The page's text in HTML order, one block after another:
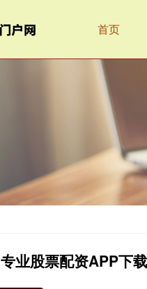
首页
专业股票配资APP下